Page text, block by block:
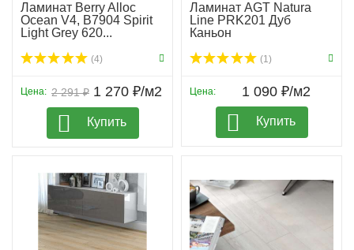
Ламинат Berry Alloc
Ocean V4, B7904 Spirit
Light Grey 620...
(4)
2 291 ₽
Цена: 1 270 ₽/м2
Купить
Ламинат AGT Natura
Line PRK201 Дуб
Каньон
(1)
Цена: 1 090 ₽/м2
Купить